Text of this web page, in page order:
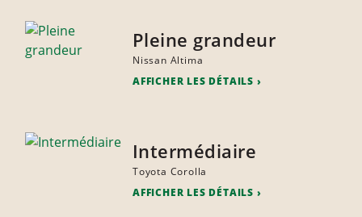
Pleine grandeur
Nissan Altima
AFFICHER LES DÉTAILS
Intermédiaire
Toyota Corolla
AFFICHER LES DÉTAILS